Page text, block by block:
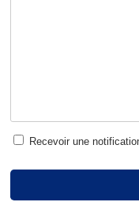
Recevoir une